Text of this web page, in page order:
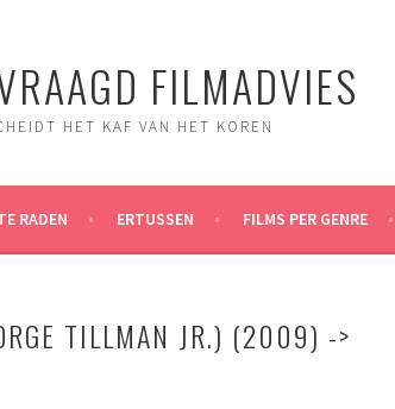
FILMADVIES
HET KAF VAN HET KOREN
RADEN ERTUSSEN FILMS PER GENRE
TILLMAN JR.) (2009) ->